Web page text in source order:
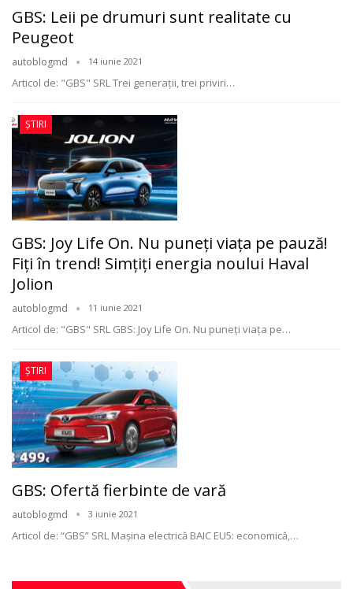
GBS: Leii pe drumuri sunt realitate cu
Peugeot
autoblogmd 14 iunie 2021
Articol de: "GBS" SRLTrei generații, trei priviri…
ȘTIRI
GBS: Joy Life On. Nu puneți viața pe pauză!
Fiți în trend! Simțiți energia noului Haval
Jolion
autoblogmd 11 iunie 2021
Articol de: "GBS" SRL GBS: Joy Life On. Nu puneți viața pe…
ȘTIRI
GBS: Ofertă fierbinte de vară
autoblogmd 3 iunie 2021
Articol de: “GBS” SRL Mașina electrică BAIC EU5: economică, …